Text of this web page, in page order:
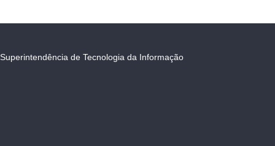
Superintendência de Tecnologia da Informação